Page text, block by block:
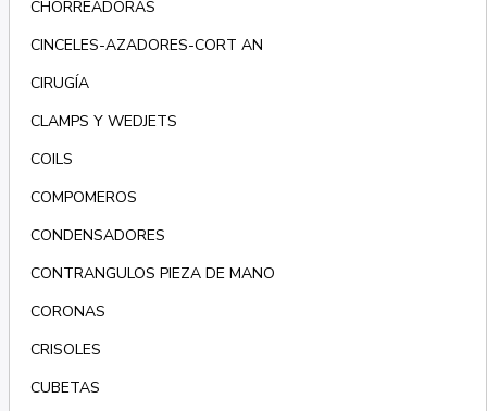
CHORREADORAS
CINCELES-AZADORES-CORT AN
CIRUGÍA
CLAMPS Y WEDJETS
COILS
COMPOMEROS
CONDENSADORES
CONTRANGULOS PIEZA DE MANO
CORONAS
CRISOLES
CUBETAS